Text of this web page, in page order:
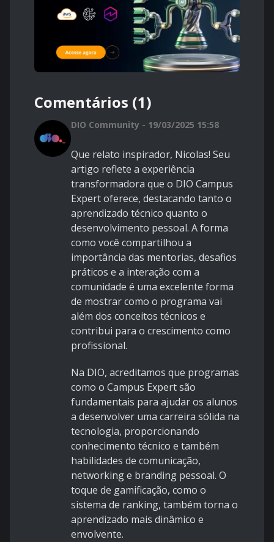
Comentários (1)
DIO Community - 19/03/2025 15:58
Que relato inspirador, Nicolas! Seu
artigo reflete a experiência
transformadora que o DIO Campus
Expert oferece, destacando tanto o
aprendizado técnico quanto o
desenvolvimento pessoal. A forma
como você compartilhou a
importância das mentorias, desafios
práticos e a interação com a
comunidade é uma excelente forma
de mostrar como o programa vai
além dos conceitos técnicos e
contribui para o crescimento como
profissional.
Na DIO, acreditamos que programas
como o Campus Expert são
fundamentais para ajudar os alunos
a desenvolver uma carreira sólida na
tecnologia, proporcionando
conhecimento técnico e também
habilidades de comunicação,
networking e branding pessoal. O
toque de gamificação, como o
sistema de ranking, também torna o
aprendizado mais dinâmico e
envolvente.